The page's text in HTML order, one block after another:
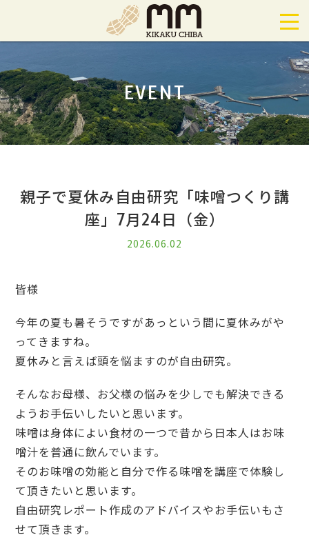
EVENT
親子で夏休み自由研究「味噌つくり講
座」7月24日（金）
2026.06.02
皆様
今年の夏も暑そうですがあっという間に夏休みがや
ってきますね。
夏休みと言えば頭を悩ますのが自由研究。
そんなお母様、お父様の悩みを少しでも解決できる
ようお手伝いしたいと思います。
味噌は身体によい食材の一つで昔から日本人はお味
噌汁を普通に飲んでいます。
そのお味噌の効能と自分で作る味噌を講座で体験し
て頂きたいと思います。
自由研究レポート作成のアドバイスやお手伝いもさ
せて頂きます。